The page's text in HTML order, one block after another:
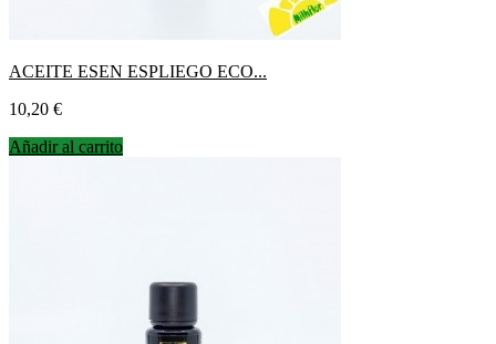
ACEITE ESEN ESPLIEGO ECO...
Precio
10,20 €
Añadir al carrito